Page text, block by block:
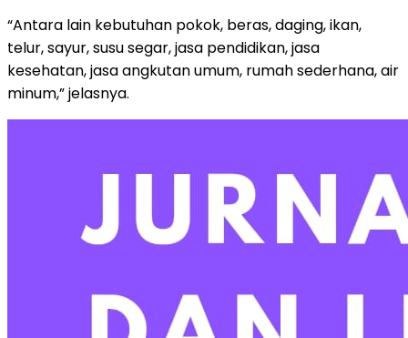
“Antara lain kebutuhan pokok, beras, daging, ikan,
telur, sayur, susu segar, jasa pendidikan, jasa
kesehatan, jasa angkutan umum, rumah sederhana, air
minum,” jelasnya.